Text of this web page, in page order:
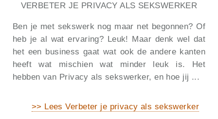
VERBETER JE PRIVACY ALS SEKSWERKER
Ben je met sekswerk nog maar net begonnen? Of
heb je al wat ervaring? Leuk! Maar denk wel dat
het een business gaat wat ook de andere kanten
heeft wat mischien wat minder leuk is. Het
hebben van Privacy als sekswerker, en hoe jij ...
>> Lees Verbeter je privacy als sekswerker